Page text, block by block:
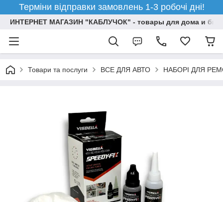
Терміни відправки замовлень 1-3 робочі дні!
ИНТЕРНЕТ МАГАЗИН "КАБЛУЧОК" - товары для дома и
Товари та послуги ВСЕ ДЛЯ АВТО НАБОРІ ДЛЯ